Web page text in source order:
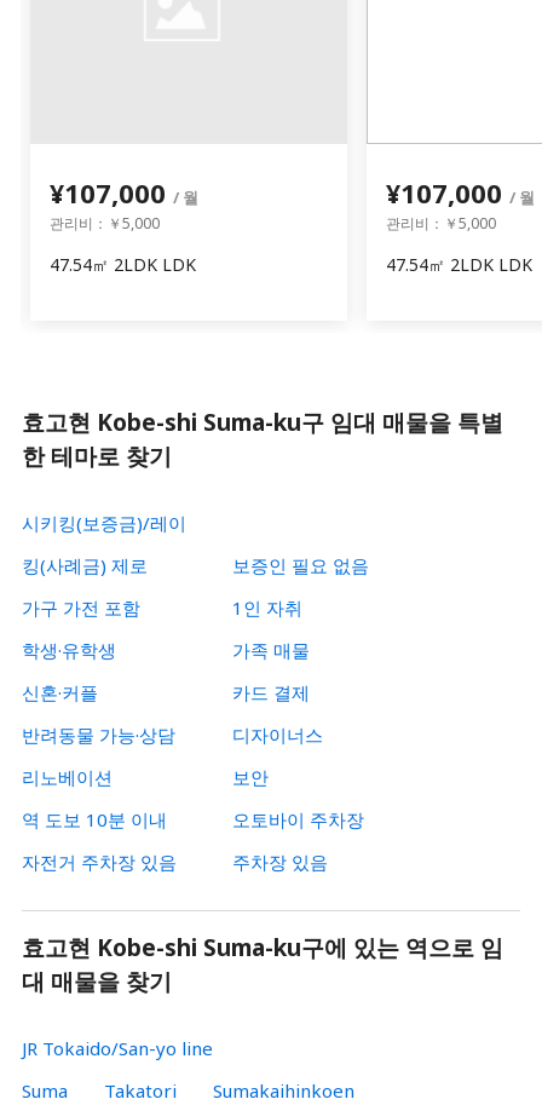
¥107,000 / 월
관리비：￥5,000
47.54㎡ 2LDK LDK
¥107,000 / 월
관리비：￥5,000
47.54㎡ 2LDK LDK
효고현 Kobe-shi Suma-ku구 임대 매물을 특별
한 테마로 찾기
시키킹(보증금)/레이
킹(사례금) 제로
보증인 필요 없음
가구 가전 포함
1인 자취
학생·유학생
가족 매물
신혼·커플
카드 결제
반려동물 가능·상담
디자이너스
리노베이션
보안
역 도보 10분 이내
오토바이 주차장
자전거 주차장 있음
주차장 있음
효고현 Kobe-shi Suma-ku구에 있는 역으로 임
대 매물을 찾기
JR Tokaido/San-yo line
Suma
Takatori Sumakaihinkoen